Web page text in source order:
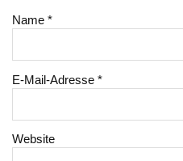
Name*
E-Mail-Adresse*
Website